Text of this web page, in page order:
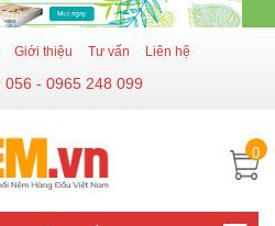
Giới thiệu Tư vấn Liên hệ
- 0965 248 099
0